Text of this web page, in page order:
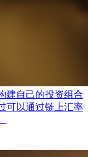
建自己的投资组合
可以通过链上汇率